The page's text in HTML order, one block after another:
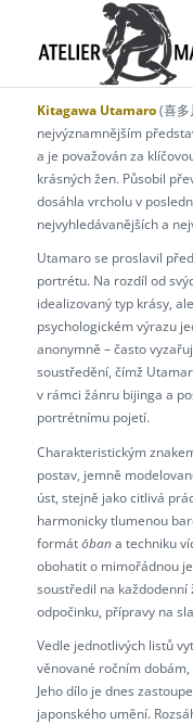
Kitagawa Utamaro(喜多
nejvýznamnějším
a je považován za
krásných žen. Působil
dosáhla vrcholu v
nejvyhledávanějších a
Utamaro se proslavil
portrétu. Na rozdíl od
idealizovaný typ krásy,
psychologickém výrazu
anonymně – často
soustředění, čímž
v rámci žánru bijinga a
portrétnímu pojetí.
Charakteristickým
postav, jemně
úst, stejně jako citlivá
harmonicky tlumenou
formátōbana techniku
obohatit o mimořádnou
soustředil na každodenní
odpočinku, přípravy na
Vedle jednotlivých listů
věnované ročním
Jeho dílo je dnes
japonského umění.